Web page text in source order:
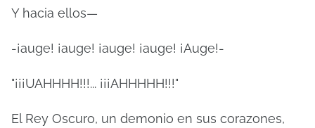
Y hacia ellos—
-¡auge! ¡auge! ¡auge! ¡auge! ¡Auge!-
"¡¡¡UAHHHH!!!... ¡¡¡AHHHHH!!!"
El Rey Oscuro, un demonio en sus corazones,